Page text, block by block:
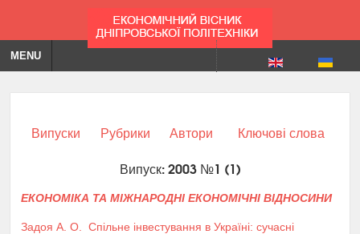
MENU
Випуски Рубрики Автори Ключові слова
Випуск: 2003 №1 (1)
ЕКОНОМІКА ТА МІЖНАРОДНІ ЕКОНОМІЧНІ ВІДНОСИНИ
Задоя А. О.
Спільне інвестування в Україні: сучасні